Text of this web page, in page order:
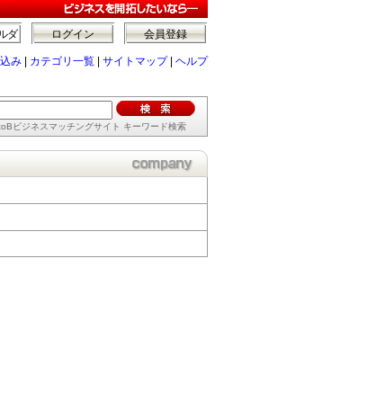
会員登録
ログイン
ダ
み カテゴリ一覧 サイトマップ| ヘルプ
ビジネスマッチングサイト キーワード検索